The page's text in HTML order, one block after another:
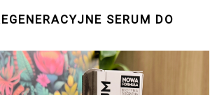
SERUM DO